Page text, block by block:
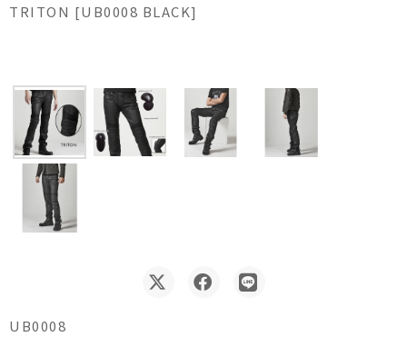
TRITON [UB0008 BLACK]
UB0008